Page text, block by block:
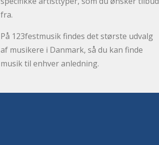
fra.
På 123festmusik findes det største udvalg
af musikere i Danmark, så du kan finde
musik til enhver anledning.